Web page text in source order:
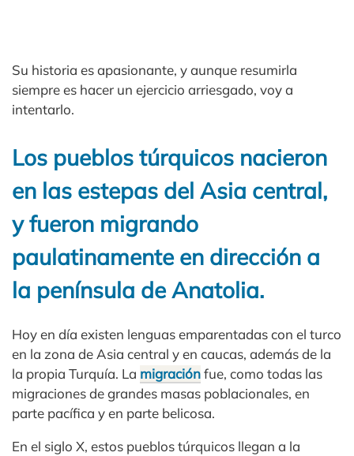
Su historia es apasionante, y aunque resumirla
siempre es hacer un ejercicio arriesgado, voy a
intentarlo.
Los pueblos túrquicos nacieron
en las estepas del Asia central,
y fueron migrando
paulatinamente en dirección a
la península de Anatolia.
Hoy en día existen lenguas emparentadas con el turco
en la zona de Asia central y en caucas, además de la
la propia Turquía. La migraciónfue, como todas las
migraciones de grandes masas poblacionales, en
parte pacífica y en parte belicosa.
En el siglo X, estos pueblos túrquicos llegan a la